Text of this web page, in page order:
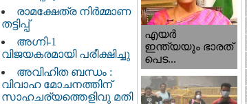
രാമക്ഷേത്ര നിർമ്മാണ
തട്ടിപ്പ്
അഗ്നി-1
വിജയകരമായി പരീക്ഷിച്ചു
അവിഹിത ബന്ധം :
വിവാഹ മോചനത്തിന്
സാഹചര്യത്തെളിവു മതി
എയര്‍
ഇന്ത്യയും ഭാരത്
പെട...